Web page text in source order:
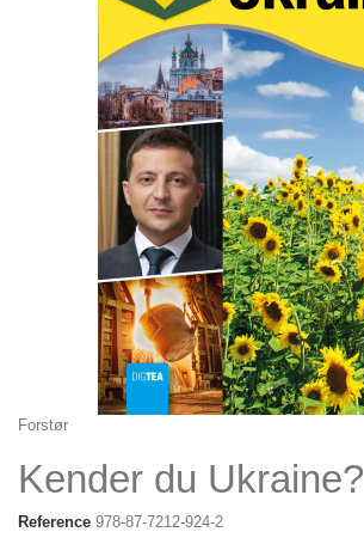
Forstør
Kender du Ukraine?
Reference 978-87-7212-924-2